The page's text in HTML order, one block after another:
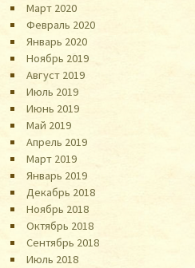
Март 2020
Февраль 2020
Январь 2020
Ноябрь 2019
Август 2019
Июль 2019
Июнь 2019
Май 2019
Апрель 2019
Март 2019
Январь 2019
Декабрь 2018
Ноябрь 2018
Октябрь 2018
Сентябрь 2018
Июль 2018